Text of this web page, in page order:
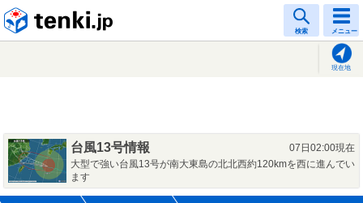
検索 メニュー
現在地
台風13号情報
07日02:00現在
大型で強い台風13号が南大東島の北北西約120kmを西に進んでい
ます